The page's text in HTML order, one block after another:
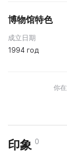
博物馆特色
成立日期
1994 год
你
印象 0